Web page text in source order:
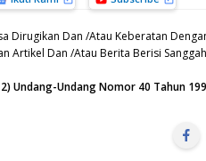
Dirugikan Dan /Atau Keberatan
Artikel Dan /Atau Berita Berisi
Undang-Undang Nomor 40 Tahun